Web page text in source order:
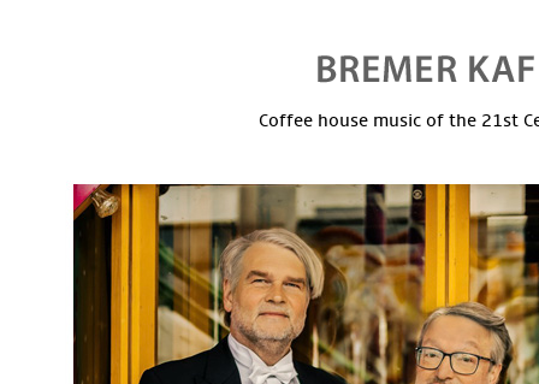
Coffee house music of the 21st